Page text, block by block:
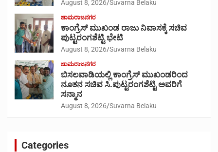
August 8, 2026 Suvarna Belaku
ಚಾಮರಾಜನಗರ
ಕಾಂಗ್ರೆಸ್ ಮುಖಂಡ ರಾಜು ನಿವಾಸಕ್ಕೆ ಸಚಿವ
ಪುಟ್ಟರಂಗಶೆಟ್ಟಿ ಭೇಟಿ
August 8, 2026 Suvarna Belaku
ಚಾಮರಾಜನಗರ
ಬಿಸಲವಾಡಿಯಲ್ಲಿ ಕಾಂಗ್ರೆಸ್ ಮುಖಂಡರಿಂದ
ನೂತನ ಸಚಿವ ಸಿ.ಪುಟ್ಟರಂಗಶೆಟ್ಟಿ ಅವರಿಗೆ
ಸನ್ಮಾನ
August 8, 2026 Suvarna Belaku
Categories